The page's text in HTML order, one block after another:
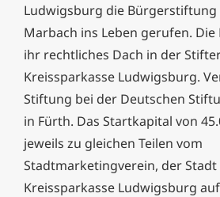
Ludwigsburg die Bürgerstiftung
Marbach ins Leben gerufen.
ihr rechtliches Dach in der
Kreissparkasse Ludwigsburg.
Stiftung bei der Deutschen
in Fürth. Das Startkapital von
jeweils zu gleichen Teilen vom
Stadtmarketingverein, der
Kreissparkasse Ludwigsburg